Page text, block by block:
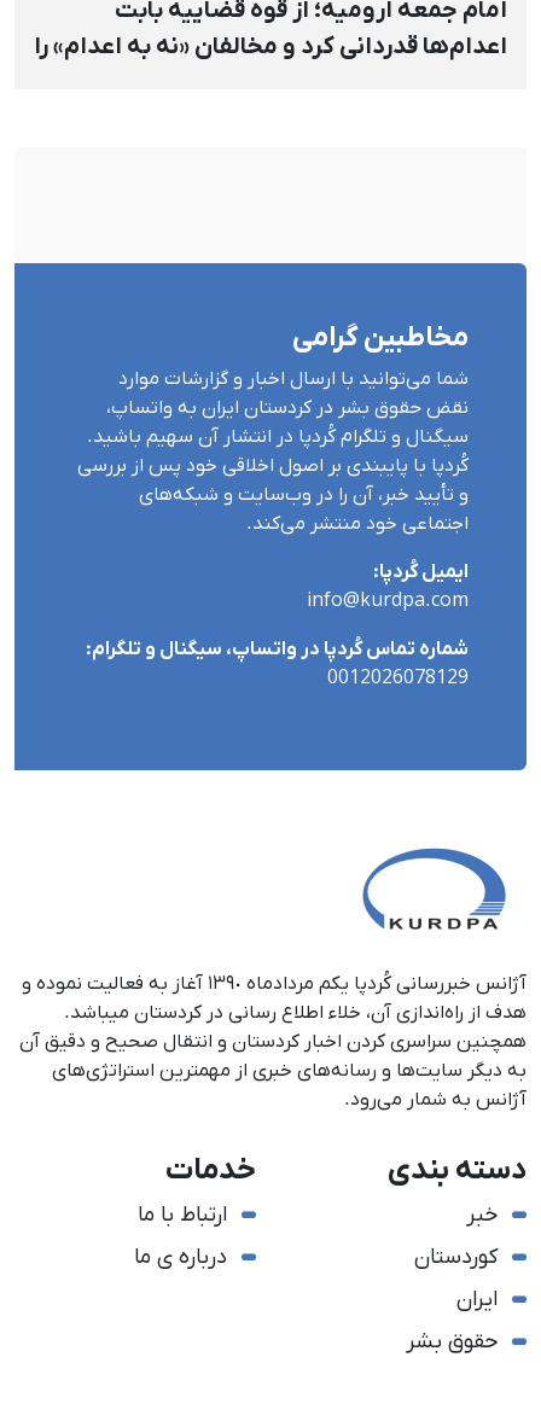
امام جمعه ارومیه؛ از قوه قضاییه بابت
اعدام‌ها قدردانی کرد و مخالفان «نه به اعدام» را
مخاطبین گرامی
شما می‌توانید با ارسال اخبار و گزارشات موارد
نقض حقوق بشر در کردستان ایران بە واتساپ،
سیگنال و تلگرام کُردپا در انتشار آن سهیم باشید.
کُردپا با پایبندی بر اصول اخلاقی خود پس از بررسی
و تأیید خبر، آن را در وب‌سایت و شبکه‌های
اجتماعی خود منتشر می‌کند.
ایمیل کُردپا:
info@kurdpa.com
شماره تماس کُردپا در واتساپ، سیگنال و تلگرام:
0012026078129
آژانس خبررسانی کُردپا یکم مردادماه ١٣٩٠ آغاز به فعالیت نموده و
هدف از راه‌اندازی آن، خلاء اطلاع رسانی در کردستان می‎باشد.
همچنین سراسری کردن اخبار کردستان و انتقال صحیح و دقیق آن
به دیگر سایت‌ها و رسانه‌های خبری از مهمترین استراتژی‌های
آژانس به شمار می‌رود.
دسته بندی
خبر
کوردستان
ایران
حقوق بشر
خدمات
ارتباط با ما
درباره ی ما